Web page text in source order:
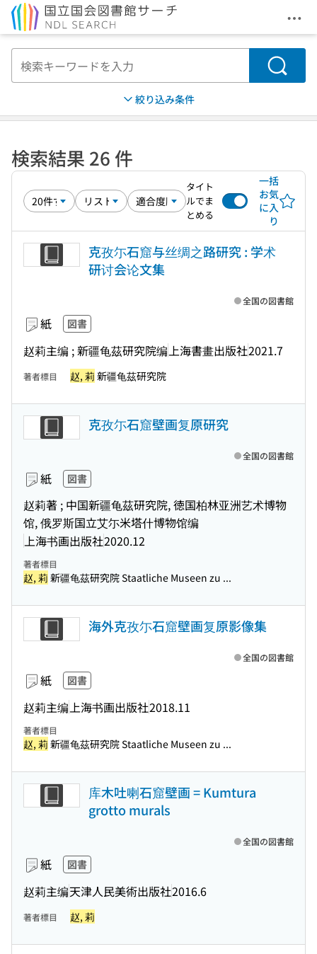
メ
検索
絞り込み条件
検索結果 26 件
タイト
ルでま
とめる
一括
お気
に入
り
克孜尓石窟与丝绸之路研究 : 学术
研讨会论文集
紙 図書
赵莉主编 ; 新疆龟茲研究院编 上海書畫出版社2021.7
全国の図書館
著者標目 赵, 莉 新疆龟茲研究院
克孜尓石窟壁画复原研究
紙 図書
赵莉著 ; 中国新疆龟茲研究院, 徳国柏林亚洲艺术博物
馆, 俄罗斯国立艾尓米塔什博物馆编
上海书画出版社2020.12
全国の図書館
著者標目
赵, 莉 新疆龟茲研究院 Staatliche Museen zu ...
海外克孜尓石窟壁画复原影像集
紙 図書
赵莉主编 上海书画出版社2018.11
全国の図書館
著者標目
赵, 莉 新疆龟茲研究院 Staatliche Museen zu ...
库木吐喇石窟壁画 = Kumtura
grotto murals
紙 図書
赵莉主编天津人民美術出版社2016.6
全国の図書館
著者標目 赵, 莉